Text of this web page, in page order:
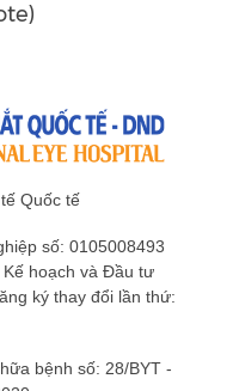
Quốc tế
số: 0105008493
hoạch và Đầu tư
ký thay đổi lần thứ:
bệnh số: 28/BYT -